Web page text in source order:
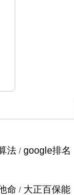
法/ google排名
命 / 大正百保能